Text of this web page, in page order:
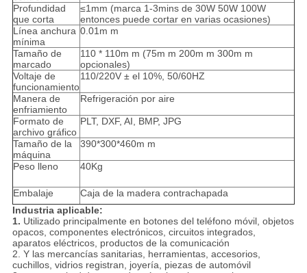
Profundidad
que corta
≤1mm (marca 1-3mins de 30W 50W 100W
entonces puede cortar en varias ocasiones)
Línea anchura
mínima
0.01m m
Tamaño de
marcado
110 * 110m m (75m m 200m m 300m m
opcionales)
Voltaje de
funcionamiento
110/220V ± el 10%, 50/60HZ
Manera de
enfriamiento
Refrigeración por aire
Formato de
archivo gráfico
PLT, DXF, AI, BMP, JPG
Tamaño de la
máquina
390*300*460m m
Peso lleno 40Kg
Embalaje
Caja de la madera contrachapada
Industria aplicable:
1. Utilizado principalmente en botones del teléfono móvil, objetos
opacos, componentes electrónicos, circuitos integrados,
aparatos eléctricos, productos de la comunicación
2. Y las mercancías sanitarias, herramientas, accesorios,
cuchillos, vidrios registran, joyería, piezas de automóvil